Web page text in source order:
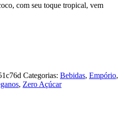
com seu toque tropical, vem
Categorias: Bebidas, Empório,
, Zero Açúcar